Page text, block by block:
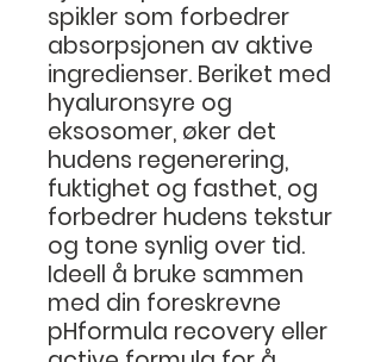
spikler som forbedrer
absorpsjonen av aktive
ingredienser. Beriket med
hyaluronsyre og
eksosomer, øker det
hudens regenerering,
fuktighet og fasthet, og
forbedrer hudens tekstur
og tone synlig over tid.
Ideell å bruke sammen
med din foreskrevne
pHformula recovery eller